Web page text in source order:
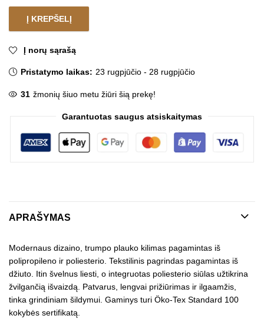
Į KREPŠELĮ
Į norų sąrašą
Pristatymo laikas: 23 rugpjūčio - 28 rugpjūčio
31 žmonių šiuo metu žiūri šią prekę!
Garantuotas saugus atsiskaitymas
APRAŠYMAS
Modernaus dizaino, trumpo plauko kilimas pagamintas iš
polipropileno ir poliesterio. Tekstilinis pagrindas pagamintas iš
džiuto. Itin švelnus liesti, o integruotas poliesterio siūlas užtikrina
žvilgančią išvaizdą. Patvarus, lengvai prižiūrimas ir ilgaamžis,
tinka grindiniam šildymui. Gaminys turi Öko-Tex Standard 100
kokybės sertifikatą.